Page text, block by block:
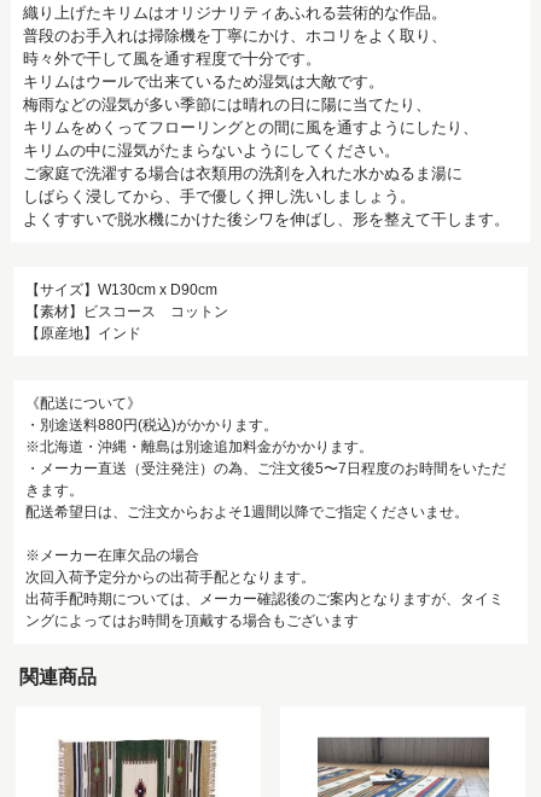
織り上げたキリムはオリジナリティあふれる芸術的な作品。
普段のお手入れは掃除機を丁寧にかけ、ホコリをよく取り、
時々外で干して風を通す程度で十分です。
キリムはウールで出来ているため湿気は大敵です。
梅雨などの湿気が多い季節には晴れの日に陽に当てたり、
キリムをめくってフローリングとの間に風を通すようにしたり、
キリムの中に湿気がたまらないようにしてください。
ご家庭で洗濯する場合は衣類用の洗剤を入れた水かぬるま湯に
しばらく浸してから、手で優しく押し洗いしましょう。
よくすすいで脱水機にかけた後シワを伸ばし、形を整えて干します。
【サイズ】W130cm x D90cm
【素材】ビスコース コットン
【原産地】インド
《配送について》
・別途送料880円(税込)がかかります。
※北海道・沖縄・離島は別途追加料金がかかります。
・メーカー直送（受注発注）の為、ご注文後5〜7日程度のお時間をいただ
きます。
配送希望日は、ご注文からおよそ1週間以降でご指定くださいませ。
※メーカー在庫欠品の場合
次回入荷予定分からの出荷手配となります。
出荷手配時期については、メーカー確認後のご案内となりますが、タイミ
ングによってはお時間を頂戴する場合もございます
関連商品